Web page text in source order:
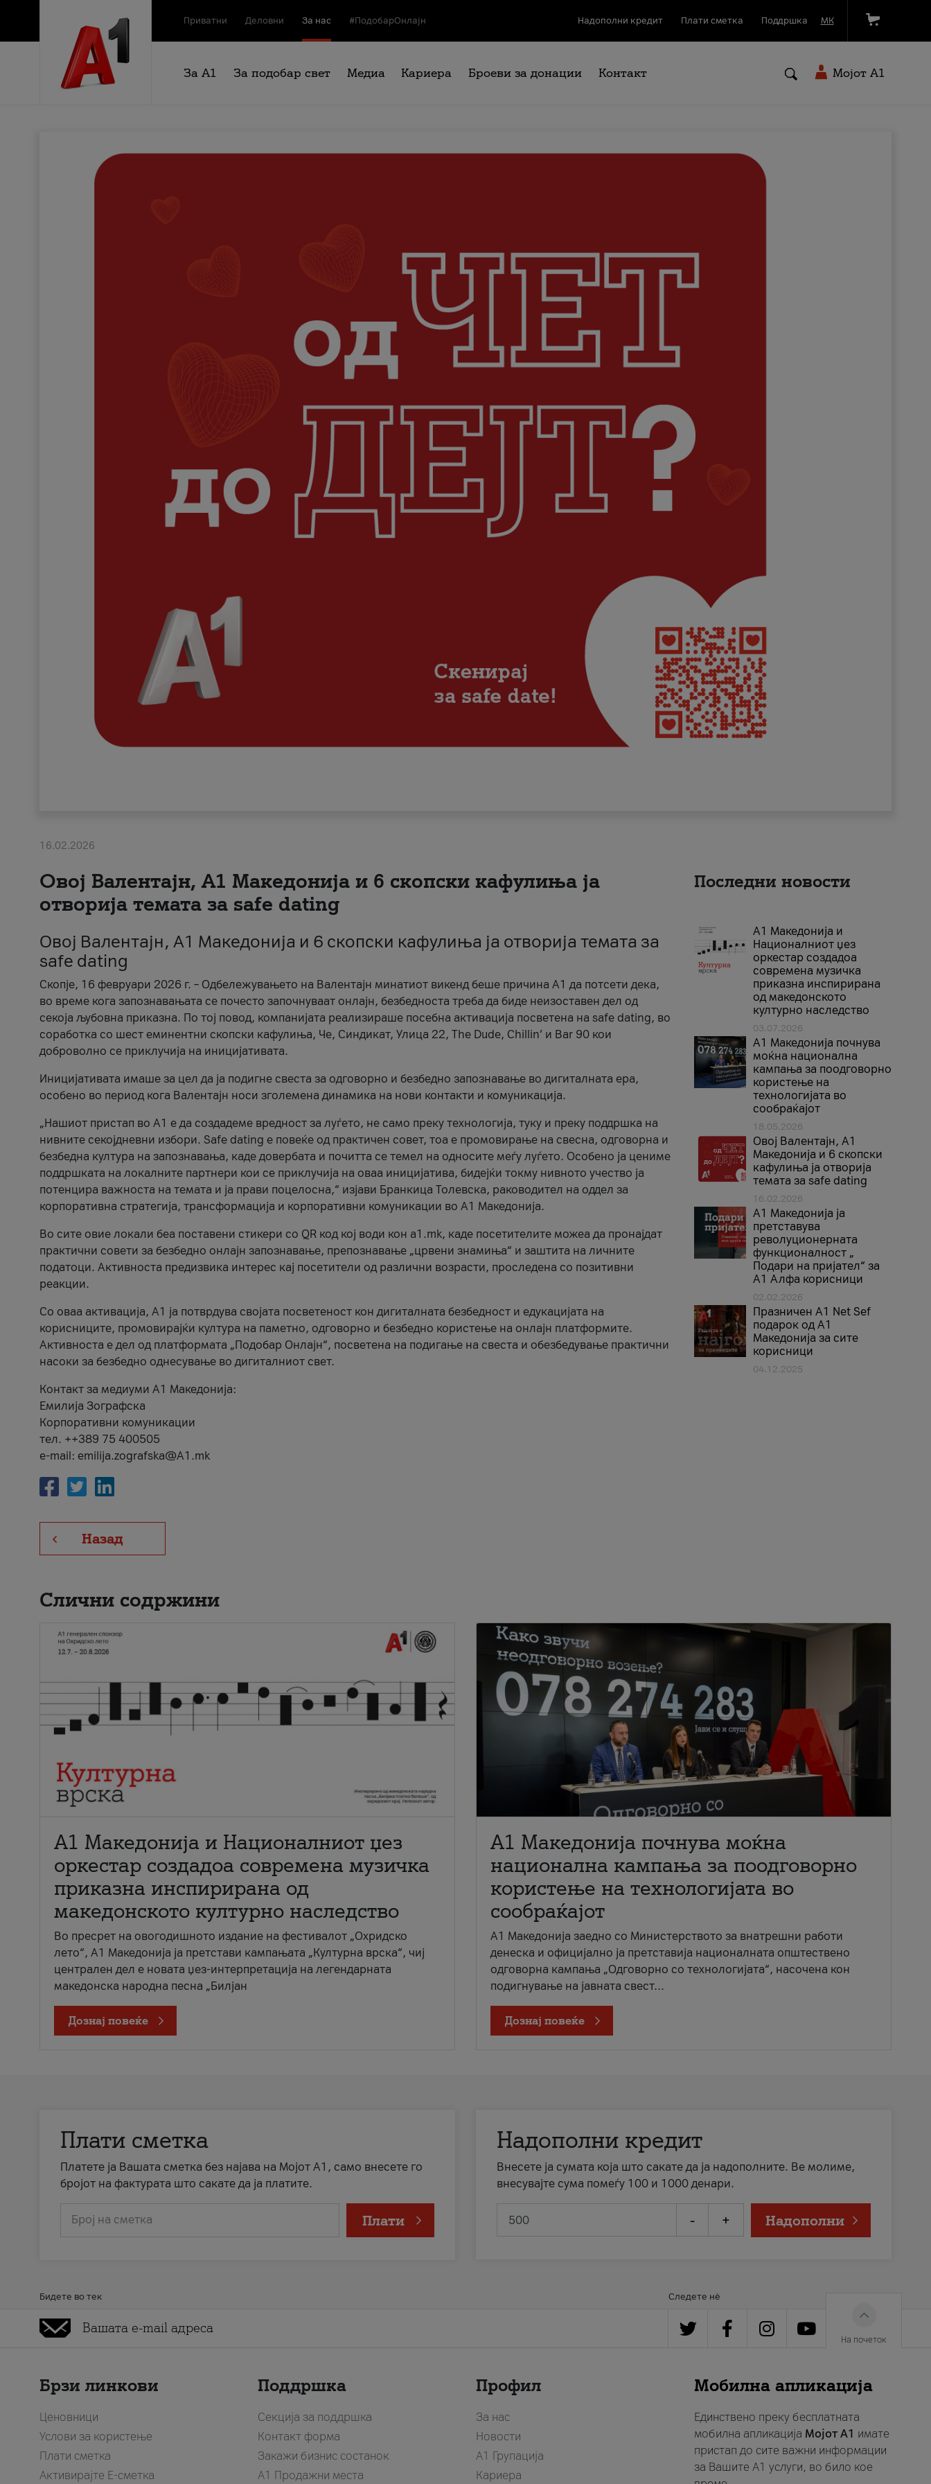
Приватни Деловни За нас #ПодобарОнлајн Надополни кредит Плати сметка Поддршка МК
За А1 За подобар свет Медиа Кариера Броеви за донации Контакт Мојот A1
16.02.2026
Овој Валентајн, A1 Македонија и 6 скопски кафулиња ја
отворија темата за safe dating
Овој Валентајн, A1 Македонија и 6 скопски кафулиња ја отворија темата за
safe dating
Скопје, 16 февруари 2026 г. – Одбележувањето на Валентајн минатиот викенд беше причина А1 да потсети дека,
во време кога запознавањата се почесто започнуваат онлајн, безбедноста треба да биде неизоставен дел од
секоја љубовна приказна. По тој повод, компанијата реализираше посебна активација посветена на safe dating, во
соработка со шест еминентни скопски кафулиња, Че, Синдикат, Улица 22, The Dude, Chillin’ и Bar 90 кои
доброволно се приклучија на иницијативата.
Иницијативата имаше за цел да ја подигне свеста за одговорно и безбедно запознавање во дигиталната ера,
особено во период кога Валентајн носи зголемена динамика на нови контакти и комуникација.
„Нашиот пристап во А1 е да создадеме вредност за луѓето, не само преку технологија, туку и преку поддршка на
нивните секојдневни избори. Safe dating е повеќе од практичен совет, тоа е промовирање на свесна, одговорна и
безбедна култура на запознавања, каде довербата и почитта се темел на односите меѓу луѓето. Особено ја цениме
поддршката на локалните партнери кои се приклучија на оваа иницијатива, бидејќи токму нивното учество ја
потенцира важноста на темата и ја прави поцелосна,“ изјави Бранкица Толевска, раководител на оддел за
корпоративна стратегија, трансформација и корпоративни комуникации во А1 Македонија.
Во сите овие локали беа поставени стикери со QR код кој води кон a1.mk, каде посетителите можеа да пронајдат
практични совети за безбедно онлајн запознавање, препознавање „црвени знамиња“ и заштита на личните
податоци. Активноста предизвика интерес кај посетители од различни возрасти, проследена со позитивни
реакции.
Со оваа активација, А1 ја потврдува својата посветеност кон дигиталната безбедност и едукацијата на
корисниците, промовирајќи култура на паметно, одговорно и безбедно користење на онлајн платформите.
Активноста е дел од платформата „Подобар Онлајн“, посветена на подигање на свеста и обезбедување практични
насоки за безбедно однесување во дигиталниот свет.
Контакт за медиуми А1 Македонија:
Емилија Зографска
Корпоративни комуникации
тел. ++389 75 400505
e-mail: emilija.zografska@A1.mk
Назад
Последни новости
А1 Македонија и
Националниот џез
оркестар создадоа
современа музичка
приказна инспирирана
од македонското
културно наследство
03.07.2026
A1 Македонија почнува
моќна национална
кампања за поодговорно
користење на
технологијата во
сообраќајот
18.05.2026
Овој Валентајн, A1
Македонија и 6 скопски
кафулиња ја отворија
темата за safe dating
16.02.2026
А1 Македонија ја
претставува
револуционерната
функционалност „
Подари на пријател“ за
А1 Алфа корисници
02.02.2026
Празничен A1 Net Sеf
подарок од А1
Македонија за сите
корисници
04.12.2025
Слични содржини
А1 Македонија и Националниот џез
оркестар создадоа современа музичка
приказна инспирирана од
македонското културно наследство
Во пресрет на овогодишното издание на фестивалот „Охридско
лето“, А1 Македонија ја претстави кампањата „Културна врска“, чиј
централен дел е новата џез-интерпретација на легендарната
македонска народна песна „Билјан
Дознај повеќе
A1 Македонија почнува моќна
национална кампања за поодговорно
користење на технологијата во
сообраќајот
A1 Македонија заедно со Министерството за внатрешни работи
денеска и официјално ја претставија националната општествено
одговорна кампања „Одговорно со технологијата“, насочена кон
подигнување на јавната свест...
Дознај повеќе
Плати сметка
Платете ја Вашата сметка без најава на Мојот А1, само внесете го
бројот на фактурата што сакате да ја платите.
Број на сметка Плати
Надополни кредит
Внесете ја сумата која што сакате да ја надополните. Ве молиме,
внесувајте сума помеѓу 100 и 1000 денари.
- + Надополни
Бидете во тек Следете нè
На почеток
Брзи линкови
Ценовници
Услови за користење
Плати сметка
Активирајте Е-сметка
Поддршка
Секција за поддршка
Контакт форма
Закажи бизнис состанок
A1 Продажни места
Профил
За нас
Новости
А1 Групација
Кариера
Мобилна апликација
Единствено преку бесплатната
мобилна апликација Мојот A1 имате
пристап до сите важни информации
за Вашите A1 услуги, во било кое